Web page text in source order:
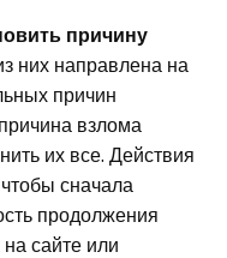
причину
них направлена на
причин
взлома
их все. Действия
сначала
продолжения
сайте или